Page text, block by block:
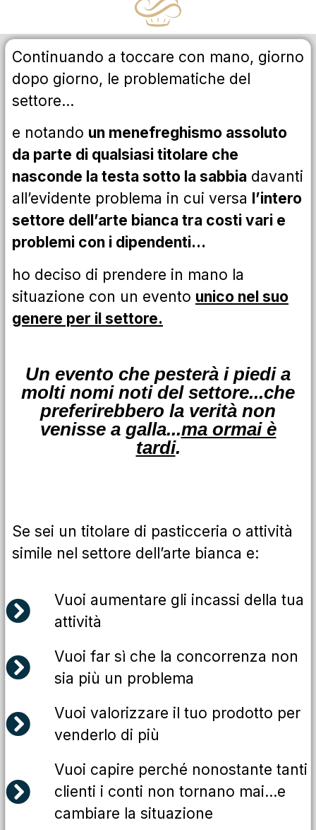
Continuando a toccare con mano, giorno
dopo giorno, le problematiche del
settore…
e notando un menefreghismo assoluto
da parte di qualsiasi titolare che
nasconde la testa sotto la sabbia davanti
all’evidente problema in cui versa l’intero
settore dell’arte bianca tra costi vari e
problemi con i dipendenti…
ho deciso di prendere in mano la
situazione con un evento unico nel suo
genere per il settore.
Un evento che pesterà i piedi a
molti nomi noti del settore...che
preferirebbero la verità non
venisse a galla...ma ormai è
tardi.
Se sei un titolare di pasticceria o attività
simile nel settore dell’arte bianca e:
Vuoi aumentare gli incassi della tua
attività
Vuoi far sì che la concorrenza non
sia più un problema
Vuoi valorizzare il tuo prodotto per
venderlo di più
Vuoi capire perché nonostante tanti
clienti i conti non tornano mai...e
cambiare la situazione